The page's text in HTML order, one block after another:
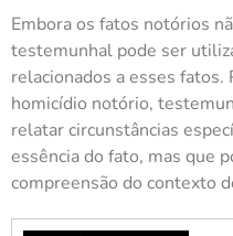
Embora os fatos notórios
testemunhal pode ser
relacionados a esses
homicídio notório,
relatar circunstâncias
essência do fato, mas que
compreensão do contexto